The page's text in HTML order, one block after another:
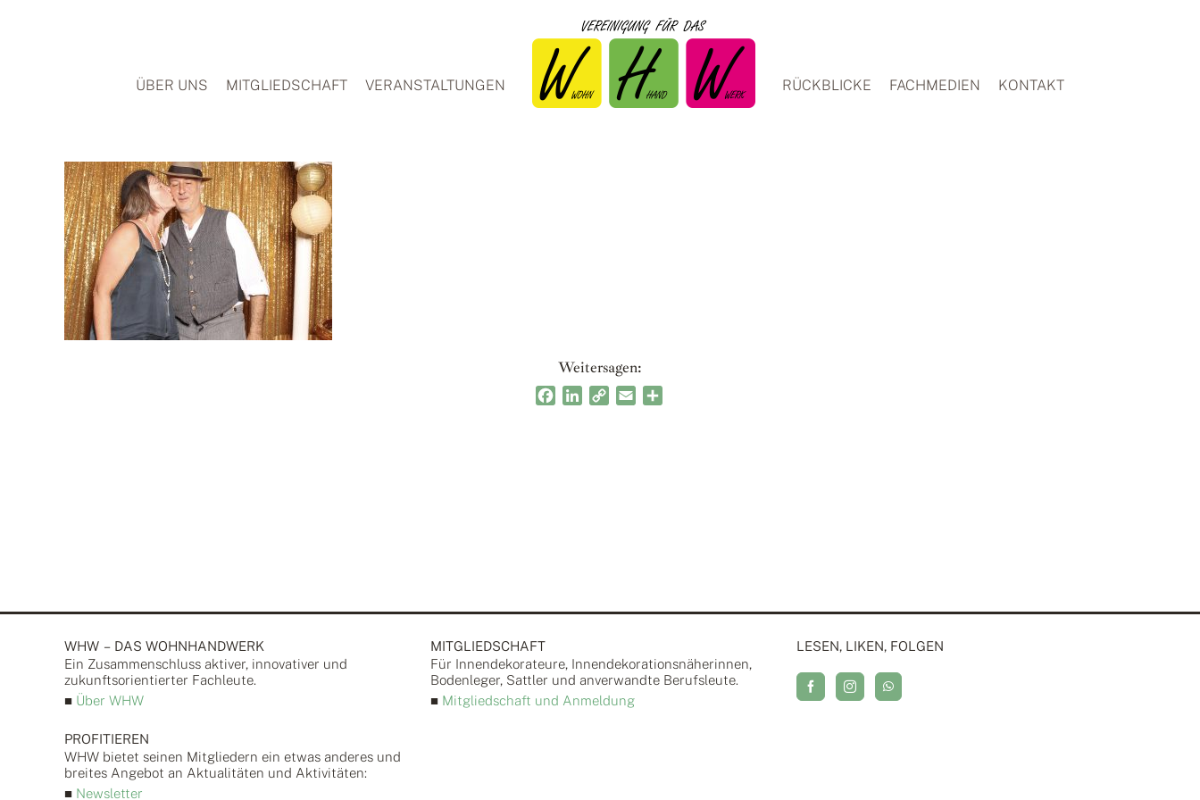
ÜBER UNS MITGLIEDSCHAFT VERANSTALTUNGEN RÜCKBLICKE FACHMEDIEN KONTAKT
Weitersagen:
Facebook
LinkedIn
Copy
Email
WHW – DAS WOHNHANDWERK
Ein Zusammen­schluss aktiver, inno­vativer und
zukunfts­orientierter Fach­leute.
■ Über WHW
PROFITIEREN
WHW bietet seinen Mitgliedern ein etwas anderes und
breites Angebot an Aktualitäten und Aktivitäten:
■ Newsletter
MITGLIEDSCHAFT
Für Innendekorateure, Innendekorationsnäherinnen,
Bodenleger, Sattler und anverwandte Berufsleute.
■ Mitgliedschaft und Anmeldung
LESEN, LIKEN, FOLGEN